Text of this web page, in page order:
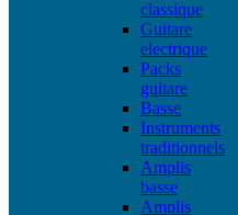
classique
Guitare
electrique
Packs
guitare
Basse
Instruments
traditionnels
Amplis
basse
Amplis